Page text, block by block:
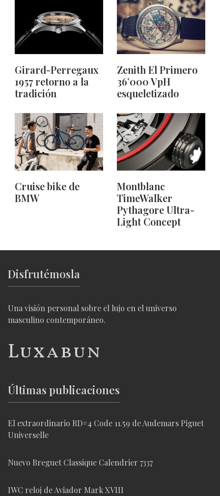
Girard-Perregaux
1957 retorno a la
tradición
Zenith El Primero
36’000 VpH
esqueletizado
Cruise bike de
BMW
Montblanc
TimeWalker
Pythagore Ultra-
Light Concept
Disfrutémosla
Una visión personal sobre el lujo en el universo
masculino contemporáneo.
Luxabun
Últimas publicaciones
El extraordinario RD#4 Code 11.59 de Audemars Piguet
Universelle
Nuevo Breguet Classique Calendrier 7337
IWC reloj de Aviador Mark XVIII